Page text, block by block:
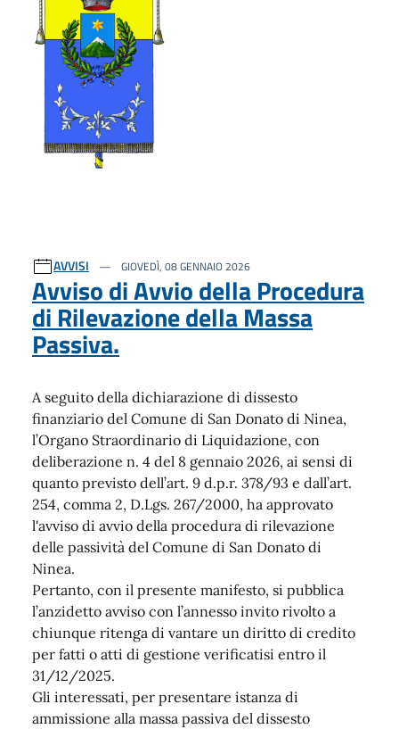
AVVISI GIOVEDÌ, 08 GENNAIO 2026
Avviso di Avvio della Procedura
di Rilevazione della Massa
Passiva.
A seguito della dichiarazione di dissesto
finanziario del Comune di San Donato di Ninea,
l’Organo Straordinario di Liquidazione, con
deliberazione n. 4 del 8 gennaio 2026, ai sensi di
quanto previsto dell’art. 9 d.p.r. 378/93 e dall’art.
254, comma 2, D.Lgs. 267/2000, ha approvato
l'avviso di avvio della procedura di rilevazione
delle passività del Comune di San Donato di
Ninea.
Pertanto, con il presente manifesto, si pubblica
l’anzidetto avviso con l’annesso invito rivolto a
chiunque ritenga di vantare un diritto di credito
per fatti o atti di gestione verificatisi entro il
31/12/2025.
Gli interessati, per presentare istanza di
ammissione alla massa passiva del dissesto